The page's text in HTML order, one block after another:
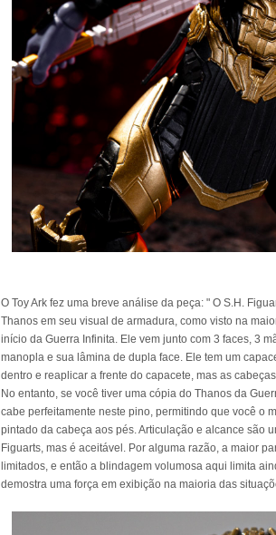
O Toy Ark fez uma breve análise da peça: " O S.H.
Thanos em seu visual de armadura, como visto na
início da Guerra Infinita. Ele vem junto com 3 faces, 3
manopla e sua lâmina de dupla face. Ele tem um
dentro e reaplicar a frente do capacete, mas as
No entanto, se você tiver uma cópia do Thanos da
cabe perfeitamente neste pino, permitindo que você o
pintado da cabeça aos pés. Articulação e alcance são
Figuarts, mas é aceitável. Por alguma razão, a maior
limitados, e então a blindagem volumosa aqui limita
demostra uma força em exibição na maioria das